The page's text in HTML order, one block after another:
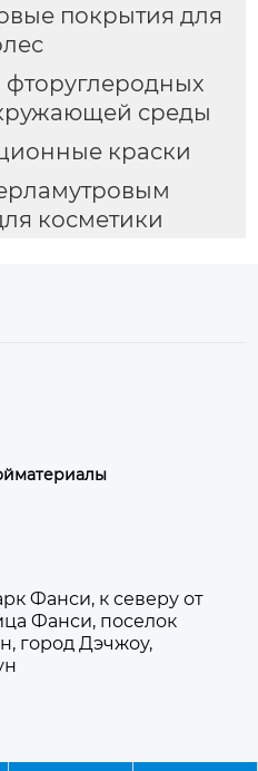
покрытия для
среды
краски
косметики
Фанси, к северу от
Фанси, поселок
город Дэчжоу,